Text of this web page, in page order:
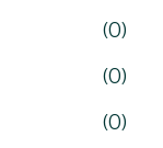
(0)
(0)
(0)